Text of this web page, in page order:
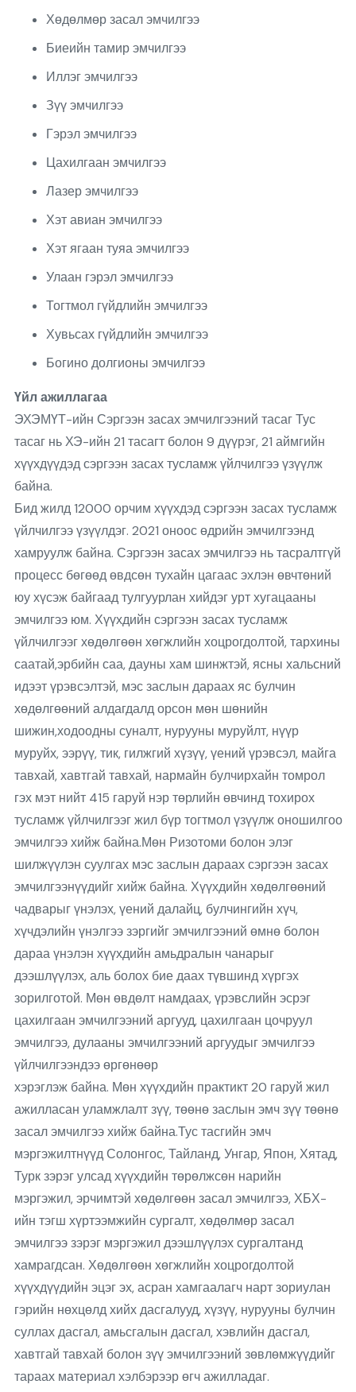
Хөдөлмөр засал эмчилгээ
Биеийн тамир эмчилгээ
Иллэг эмчилгээ
Зүү эмчилгээ
Гэрэл эмчилгээ
Цахилгаан эмчилгээ
Лазер эмчилгээ
Хэт авиан эмчилгээ
Хэт ягаан туяа эмчилгээ
Улаан гэрэл эмчилгээ
Тогтмол гүйдлийн эмчилгээ
Хувьсах гүйдлийн эмчилгээ
Богино долгионы эмчилгээ
Үйл ажиллагаа
ЭХЭМҮТ-ийн Сэргээн засах эмчилгээний тасаг Тус
тасаг нь ХЭ-ийн 21 тасагт болон 9 дүүрэг, 21 аймгийн
хүүхдүүдэд сэргээн засах тусламж үйлчилгээ үзүүлж
байна.
Бид жилд 12000 орчим хүүхдэд сэргээн засах тусламж
үйлчилгээ үзүүлдэг. 2021 оноос өдрийн эмчилгээнд
хамруулж байна. Сэргээн засах эмчилгээ нь тасралтгүй
процесс бөгөөд өвдсөн тухайн цагаас эхлэн өвчтөний
юу хүсэж байгаад тулгуурлан хийдэг урт хугацааны
эмчилгээ юм. Хүүхдийн сэргээн засах тусламж
үйлчилгээг хөдөлгөөн хөгжлийн хоцрогдолтой, тархины
саатай,эрбийн саа, дауны хам шинжтэй, ясны хальсний
идээт үрэвсэлтэй, мэс заслын дараах яс булчин
хөдөлгөөний алдагдалд орсон мөн шөнийн
шижин,ходоодны суналт, нурууны муруйлт, нүүр
муруйх, ээрүү, тик, гилжгий хүзүү, үений үрэвсэл, майга
тавхай, хавтгай тавхай, нармайн булчирхайн томрол
гэх мэт нийт 415 гаруй нэр төрлийн өвчинд тохирох
тусламж үйлчилгээг жил бүр тогтмол үзүүлж оношилгоо
эмчилгээ хийж байна.Мөн Ризотоми болон элэг
шилжүүлэн суулгах мэс заслын дараах сэргээн засах
эмчилгээнүүдийг хийж байна. Хүүхдийн хөдөлгөөний
чадварыг үнэлэх, үений далайц, булчингийн хүч,
хүчдэлийн үнэлгээ зэргийг эмчилгээний өмнө болон
дараа үнэлэн хүүхдийн амьдралын чанарыг
дээшлүүлэх, аль болох бие даах түвшинд хүргэх
зорилготой. Мөн өвдөлт намдаах, үрэвслийн эсрэг
цахилгаан эмчилгээний аргууд, цахилгаан цочруул
эмчилгээ, дулааны эмчилгээний аргуудыг эмчилгээ
үйлчилгээндээ өргөнөөр
хэрэглэж байна. Мөн хүүхдийн практикт 20 гаруй жил
ажилласан уламжлалт зүү, төөнө заслын эмч зүү төөнө
засал эмчилгээ хийж байна.Тус тасгийн эмч
мэргэжилтнүүд Солонгос, Тайланд, Унгар, Япон, Хятад,
Турк зэрэг улсад хүүхдийн төрөлжсөн нарийн
мэргэжил, эрчимтэй хөдөлгөөн засал эмчилгээ, ХБХ-
ийн тэгш хүртээмжийн сургалт, хөдөлмөр засал
эмчилгээ зэрэг мэргэжил дээшлүүлэх сургалтанд
хамрагдсан. Хөдөлгөөн хөгжлийн хоцрогдолтой
хүүхдүүдийн эцэг эх, асран хамгаалагч нарт зориулан
гэрийн нөхцөлд хийх дасгалууд, хүзүү, нурууны булчин
суллах дасгал, амьсгалын дасгал, хэвлийн дасгал,
хавтгай тавхай болон зүү эмчилгээний зөвлөмжүүдийг
тараах материал хэлбэрээр өгч ажилладаг.